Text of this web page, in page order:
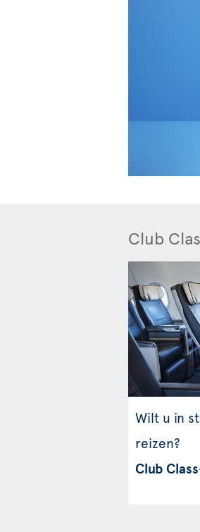
Club
Wilt u in
reizen?
Club